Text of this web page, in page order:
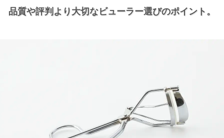
品質や評判より大切なビューラー選びのポイント。